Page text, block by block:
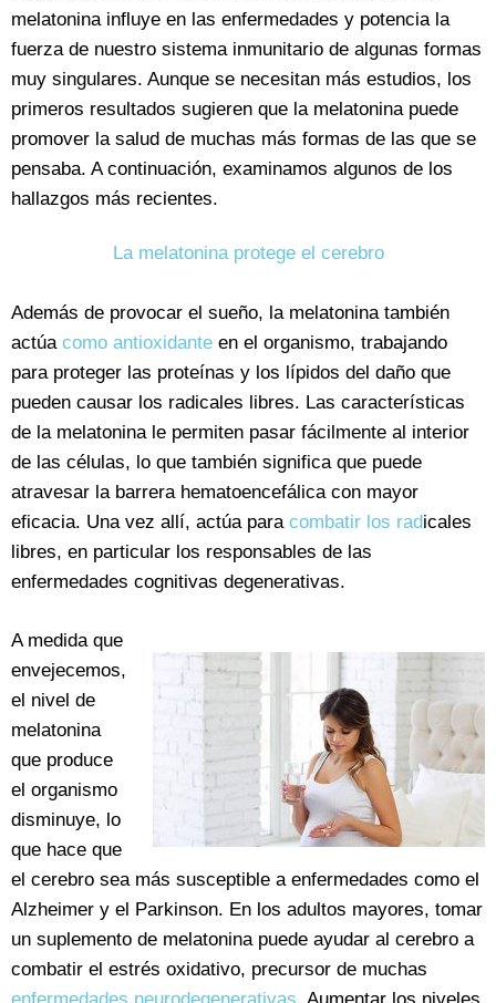
melatonina influye en las enfermedades y potencia la
fuerza de nuestro sistema inmunitario de algunas formas
muy singulares. Aunque se necesitan más estudios, los
primeros resultados sugieren que la melatonina puede
promover la salud de muchas más formas de las que se
pensaba. A continuación, examinamos algunos de los
hallazgos más recientes.
La melatonina protege el cerebro
Además de provocar el sueño, la melatonina también
actúa como antioxidante en el organismo, trabajando
para proteger las proteínas y los lípidos del daño que
pueden causar los radicales libres. Las características
de la melatonina le permiten pasar fácilmente al interior
de las células, lo que también significa que puede
atravesar la barrera hematoencefálica con mayor
eficacia. Una vez allí, actúa para combatir los radicales
libres, en particular los responsables de las
enfermedades cognitivas degenerativas.
A medida que
envejecemos,
el nivel de
melatonina
que produce
el organismo
disminuye, lo
que hace que
el cerebro sea más susceptible a enfermedades como el
Alzheimer y el Parkinson. En los adultos mayores, tomar
un suplemento de melatonina puede ayudar al cerebro a
combatir el estrés oxidativo, precursor de muchas